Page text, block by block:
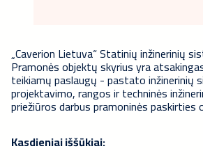
„Caverion Lietuva“ Statinių inžinerinių
Pramonės objektų skyrius yra
teikiamų paslaugų - pastato inžinerinių
projektavimo, rangos ir techninės
priežiūros darbus pramoninės paskirties
Kasdieniai iššūkiai: